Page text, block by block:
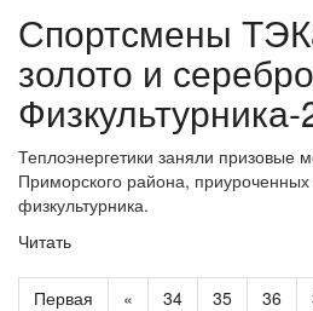
Спортсмены
золото и
Физкультурника-
Теплоэнергетики заняли призовые
Приморского района,
физкультурника.
Читать
Первая « 34 35 36